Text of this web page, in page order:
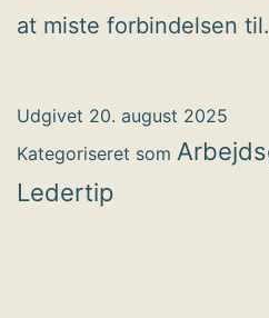
at miste forbindelsen
Udgivet 20. august 2025
Kategoriseret som
Ledertip